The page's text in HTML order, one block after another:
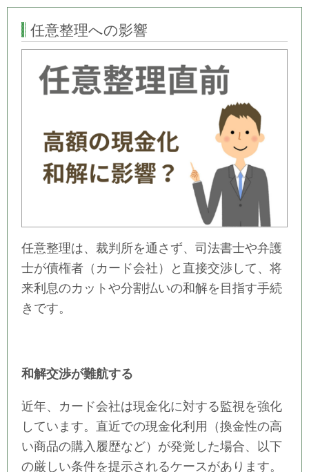
任意整理への影響
任意整理は、裁判所を通さず、司法書士や弁護
士が債権者（カード会社）と直接交渉して、将
来利息のカットや分割払いの和解を目指す手続
きです。
和解交渉が難航する
近年、カード会社は現金化に対する監視を強化
しています。直近での現金化利用（換金性の高
い商品の購入履歴など）が発覚した場合、以下
の厳しい条件を提示されるケースがあります。